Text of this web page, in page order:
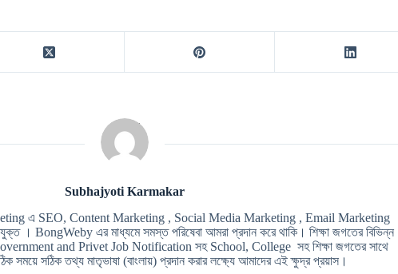
Subhajyoti Karmakar
এ SEO, Content Marketing , Social Media Marketing , Email Marketing
। BongWeby এর মাধ্যমে সমস্ত পরিষেবা আমরা প্রদান করে থাকি। শিক্ষা জগতের বিভিন্ন
and Privet Job Notification সহ School, College সহ শিক্ষা জগতের সাথে
সময়ে সঠিক তথ্য মাতৃভাষা (বাংলায়) প্রদান করার লক্ষ্যে আমাদের এই ক্ষুদ্র প্রয়াস।